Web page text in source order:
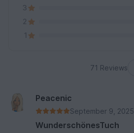
3
2
1
71 Reviews
Peacenic
September 9, 2025
WunderschönesTuch